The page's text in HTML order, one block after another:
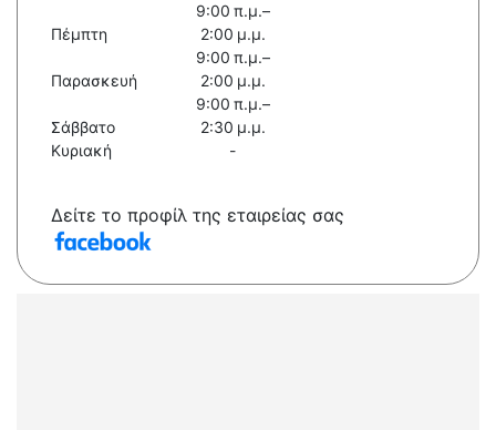
Πέμπτη
9:00 π.μ.–
2:00 μ.μ.
Παρασκευή
9:00 π.μ.–
2:00 μ.μ.
Σάββατο
9:00 π.μ.–
2:30 μ.μ.
Κυριακή
-
Δείτε το προφίλ της εταιρείας σας